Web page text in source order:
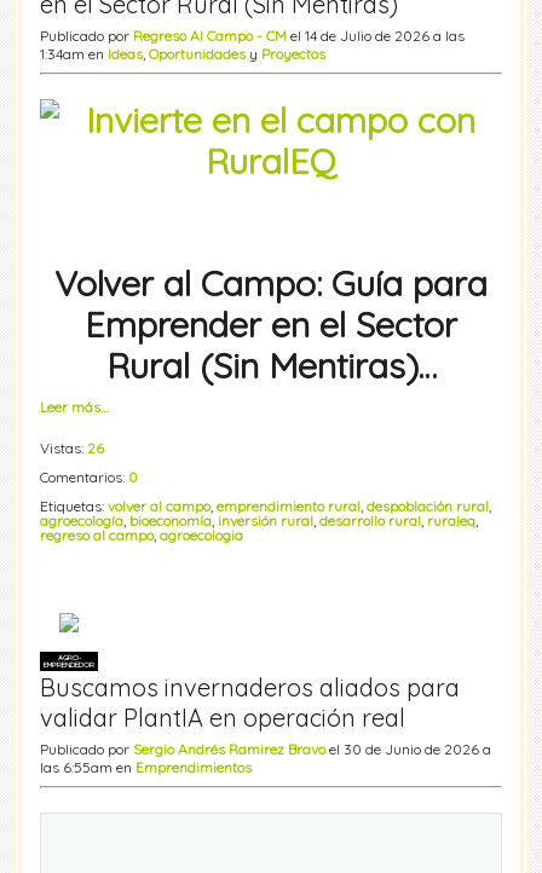
Publicado por Regreso Al Campo - CM el 14 de Julio de 2026 a las
1:34am en Ideas, Oportunidadesy Proyectos
Volver al Campo: Guía para
Emprender en el Sector
Rural (Sin Mentiras)…
Leer más…
Vistas: 26
Comentarios: 0
Etiquetas: volver al campo, emprendimiento rural despoblación rural
agroecología bioeconomía inversión rural desarrollo rural ruraleq
regreso al campo, agroecologia
AGRO-
EMPRENDEDOR
Buscamos invernaderos aliados para
validar PlantIA en operación real
Publicado por Sergio Andrés Ramirez Bravoel 30 de Junio de 2026 a
las 6:55am en Emprendimientos